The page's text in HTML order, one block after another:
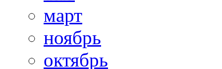
март
ноябрь
октябрь